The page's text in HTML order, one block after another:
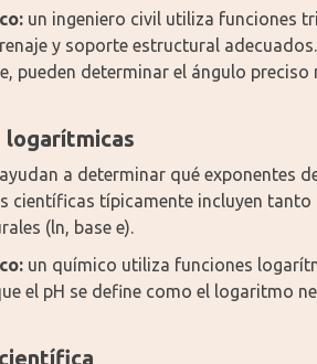
un ingeniero civil utiliza funciones
y soporte estructural
pueden determinar el ángulo
logarítmicas
a determinar qué exponentes
científicas típicamente incluyen
(ln, base e).
un químico utiliza funciones
el pH se define como el logaritmo